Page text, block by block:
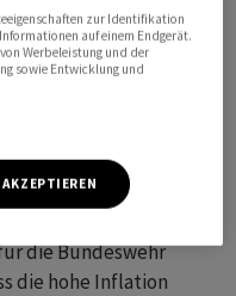
Sowjetzeiten", sagte
anmieten und dann
Fahrzeuge mit
müsse bei der
alle Rechnungen
Selenskyj so."
die Bundeswehr
die hohe Inflation
zur Identifikation
auf einem Endgerät.
Werbeleistung und der
sowie Entwicklung und
AKZEPTIEREN